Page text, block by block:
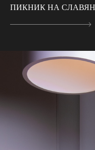
ПИКНИК НА